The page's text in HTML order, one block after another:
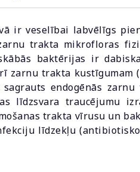
ir veselībai labvēlīgs
trakta mikrofloras
baktērijas ir
zarnu trakta
endogēnās
līdzsvara traucējumu
trakta vīrusu un
līdzekļu